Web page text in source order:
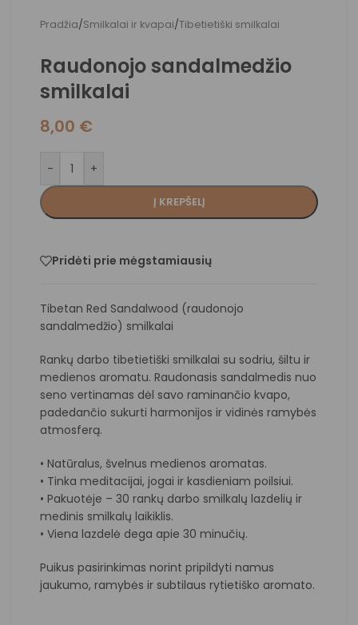
Pradžia/Smilkalai ir kvapai/Tibetietiški smilkalai
Raudonojo sandalmedžio
smilkalai
8,00 €
- +
Į KREPŠELĮ
Pridėti prie mėgstamiausių
Tibetan Red Sandalwood (raudonojo
sandalmedžio) smilkalai
Rankų darbo tibetietiški smilkalai su sodriu, šiltu ir
medienos aromatu. Raudonasis sandalmedis nuo
seno vertinamas dėl savo raminančio kvapo,
padedančio sukurti harmonijos ir vidinės ramybės
atmosferą.
• Natūralus, švelnus medienos aromatas.
• Tinka meditacijai, jogai ir kasdieniam poilsiui.
• Pakuotėje – 30 rankų darbo smilkalų lazdelių ir
medinis smilkalų laikiklis.
• Viena lazdelė dega apie 30 minučių.
Puikus pasirinkimas norint pripildyti namus
jaukumo, ramybės ir subtilaus rytietiško aromato.